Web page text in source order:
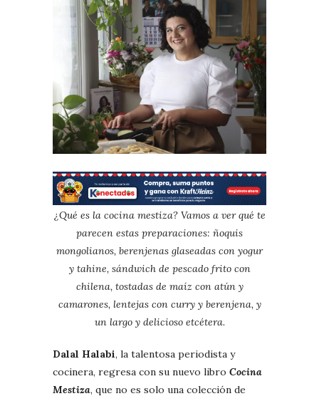
¿Qué es la cocina mestiza? Vamos a ver qué te
parecen estas preparaciones: ñoquis
mongolianos, berenjenas glaseadas con yogur
y tahine, sándwich de pescado frito con
chilena, tostadas de maíz con atún y
camarones, lentejas con curry y berenjena, y
un largo y delicioso etcétera.
Dalal Halabi, la talentosa periodista y
cocinera, regresa con su nuevo libro Cocina
Mestiza, que no es solo una colección de